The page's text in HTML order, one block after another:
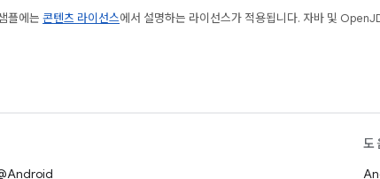
플에는 콘텐츠 라이선스에서 설명하는 라이선스가 적용됩니다. 자바 및
도